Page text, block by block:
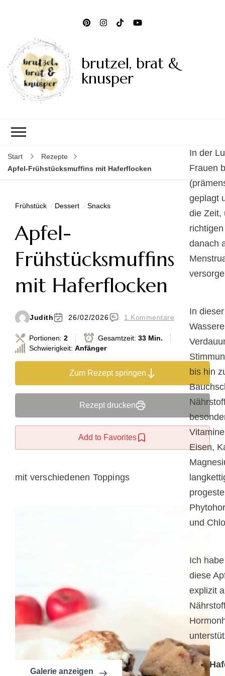
brutzel, brat &
knusper
Start
Rezepte
Apfel-Frühstücksmuffins mit Haferflocken
Frühstück Dessert Snacks
Apfel-
Frühstücksmuffins
mit Haferflocken
Judith 26/02/2026 1 Kommentare
Portionen: 2 Gesamtzeit: 33 Min.
Schwierigkeit: Anfänger
Zum Rezept springen
Rezept drucken
Add to Favorites
mit verschiedenen Toppings
Galerie anzeigen
In der
Frauen
geplagt
die Zeit,
danach
In
bis hin
Eisen,
und
Ich
diese
explizit